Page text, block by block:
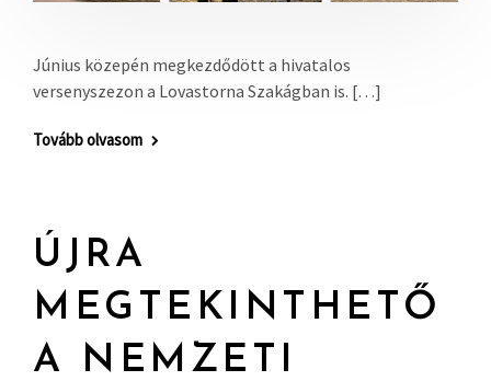
Június közepén megkezdődött a hivatalos
versenyszezon a Lovastorna Szakágban is. […]
Tovább olvasom
ÚJRA
MEGTEKINTHETŐ
A NEMZETI